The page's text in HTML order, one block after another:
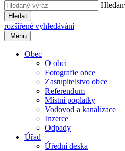
Hledat
rozšířené vyhledávání
Menu
Obec
O obci
Fotografie obce
Zastupitelstvo obce
Referendum
Místní poplatky
Vodovod a kanalizace
Inzerce
Odpady
Úřad
Úřední deska